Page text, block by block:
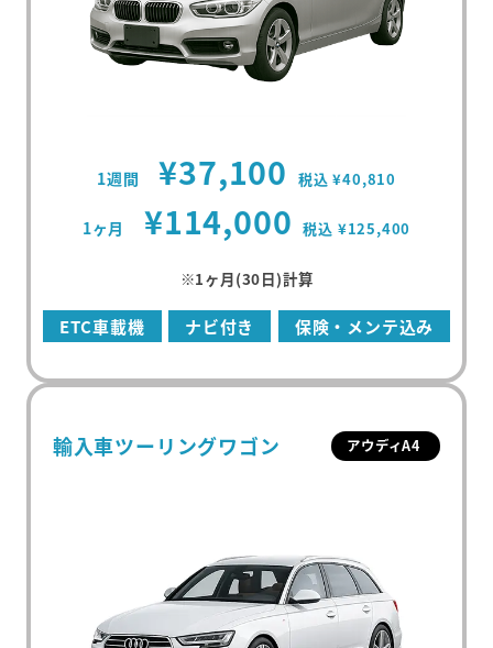
1週間 ¥37,100 税込 ¥40,810
1ヶ月 ¥114,000 税込 ¥125,400
※1ヶ月(30日)計算
ETC車載機 ナビ付き 保険・メンテ込み
輸入車ツーリングワゴン アウディA4